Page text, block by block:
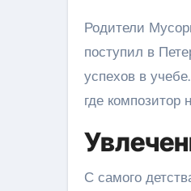
Родители
поступил в
успехов в
где композитор
С самого